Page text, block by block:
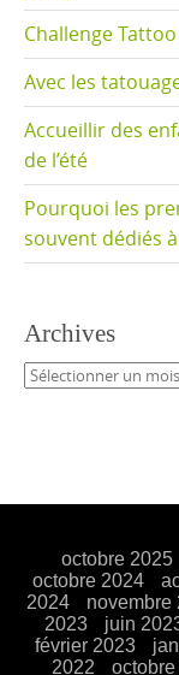
Challenge
Avec les
Accueillir des
de l’été
Pourquoi les
souvent dédiés
Archives
Archives
octobre 2025
octobre 2024
2024
novembre
2023
juin
février 2023
2022
octobre